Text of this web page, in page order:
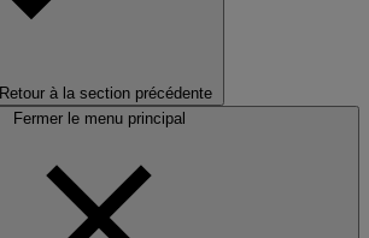
Retour à la section précédente
Fermer le menu principal